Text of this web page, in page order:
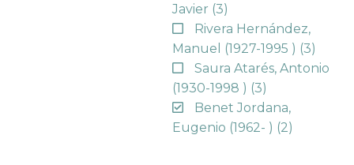
Javier (3)
Rivera Hernández,
Manuel (1927-1995 ) (3)
Saura Atarés, Antonio
(1930-1998 ) (3)
Benet Jordana,
Eugenio (1962- ) (2)